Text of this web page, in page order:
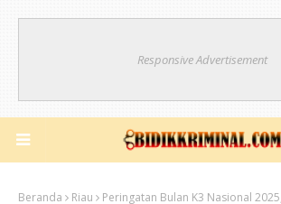
Responsive Advertisement
Beranda Riau
Peringatan Bulan K3 Nasional